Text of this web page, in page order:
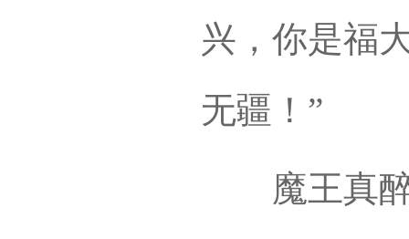
兴，你是福
无疆！”
魔王真醉